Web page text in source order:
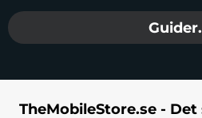
TheMobileStore.se -